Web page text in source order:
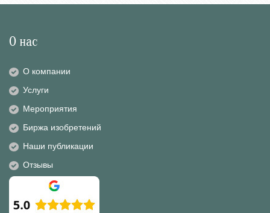
О нас
О компании
Услуги
Мероприятия
Биржа изобретений
Наши публикации
Отзывы